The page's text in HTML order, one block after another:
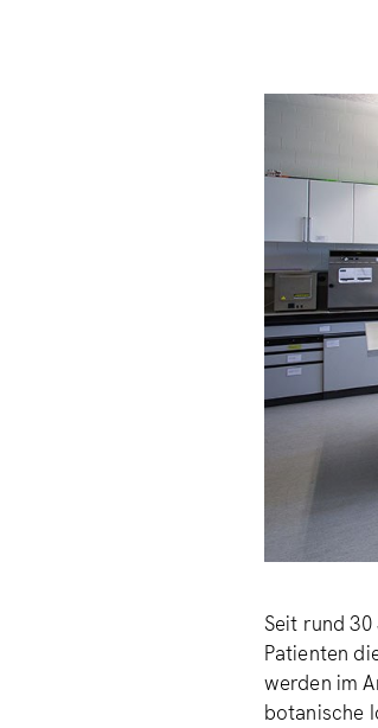
Seit rund
Patienten
werden im
botanische